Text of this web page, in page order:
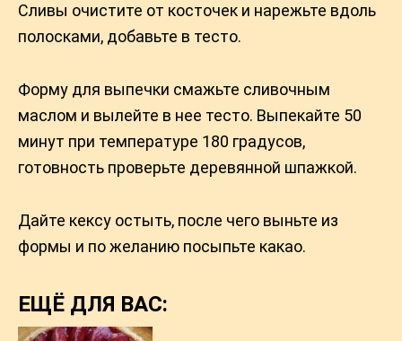
Сливы очистите от косточек и нарежьте вдоль
полосками, добавьте в тесто.
Форму для выпечки смажьте сливочным
маслом и вылейте в нее тесто. Выпекайте 50
минут при температуре 180 градусов,
готовность проверьте деревянной шпажкой.
Дайте кексу остыть, после чего выньте из
формы и по желанию посыпьте какао.
ЕЩЁ ДЛЯ ВАС: